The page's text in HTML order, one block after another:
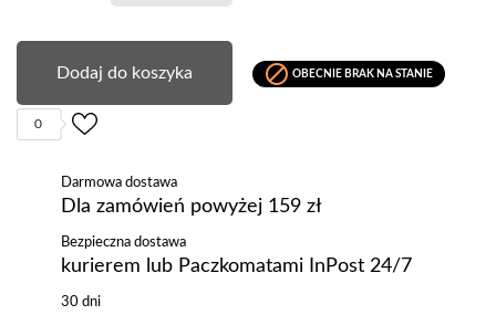
Dodaj do koszyka  OBECNIE BRAK NA STANIE
0
Darmowa dostawa
Dla zamówień powyżej 159 zł
Bezpieczna dostawa
kurierem lub Paczkomatami InPost 24/7
30 dni